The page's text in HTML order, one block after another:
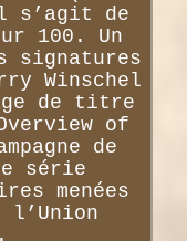
s’agit de
100. Un
Winschel
de titre
of
de
série
menées
l’Union